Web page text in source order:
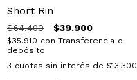
Short Rin
$64.400 $39.900
$35.910 con Transferencia o
depósito
3 cuotas sin interés de $13.300